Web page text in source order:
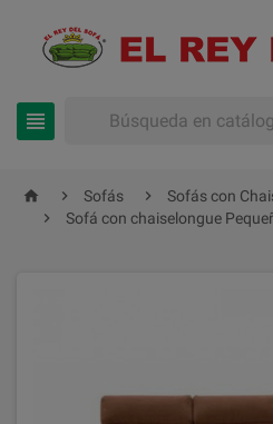

  Sofás 
Sofás con

Sofá con chaiselongue